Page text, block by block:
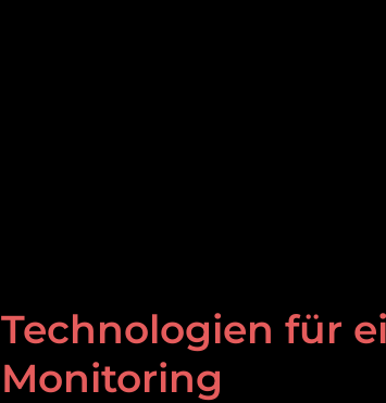
Technologien für
Monitoring